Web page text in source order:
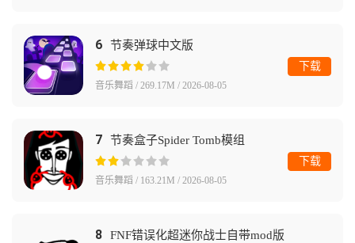
6 节奏弹球中文版
音乐舞蹈 / 269.17M / 2026-08-05
下载
7 节奏盒子Spider Tomb模组
音乐舞蹈 / 163.21M / 2026-08-05
下载
8 FNF错误化超迷你战士自带mod版